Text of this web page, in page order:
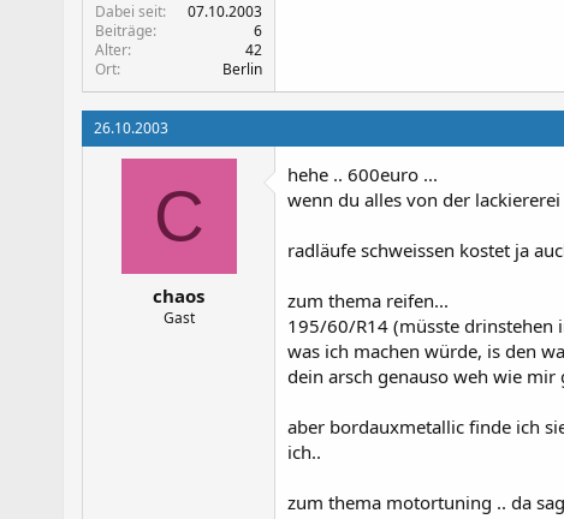
Dabei seit
07.10.2003
Beiträge
6
Alter
42
Ort
Berlin
26.10.2003
C
chaos
Gast
hehe .. 600euro ...
wenn du alles von der
radläufe schweissen kostet ja
zum thema reifen...
195/60/R14 (müsste drinstehen
was ich machen würde, is den
dein arsch genauso weh wie
aber bordauxmetallic finde ich
ich..
zum thema motortuning .. da